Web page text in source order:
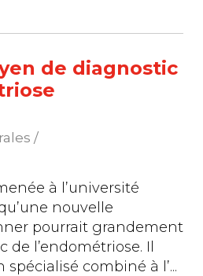
de diagnostic
/
à l’université
nouvelle
pourrait grandement
l’endométriose. Il
spécialisé combiné à l’...